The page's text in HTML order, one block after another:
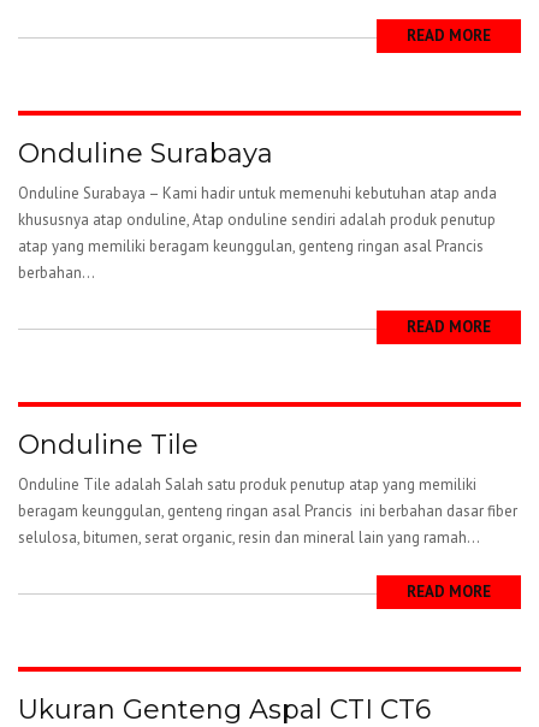
READ MORE
Onduline Surabaya
Onduline Surabaya – Kami hadir untuk memenuhi kebutuhan atap anda
khususnya atap onduline, Atap onduline sendiri adalah produk penutup
atap yang memiliki beragam keunggulan, genteng ringan asal Prancis
berbahan...
READ MORE
Onduline Tile
Onduline Tile adalah Salah satu produk penutup atap yang memiliki
beragam keunggulan, genteng ringan asal Prancis ini berbahan dasar fiber
selulosa, bitumen, serat organic, resin dan mineral lain yang ramah...
READ MORE
Ukuran Genteng Aspal CTI CT6